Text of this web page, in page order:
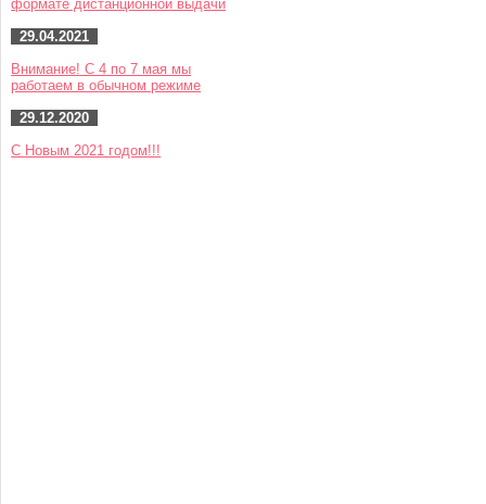
формате дистанционной выдачи
29.04.2021
Внимание! С 4 по 7 мая мы
работаем в обычном режиме
29.12.2020
С Новым 2021 годом!!!